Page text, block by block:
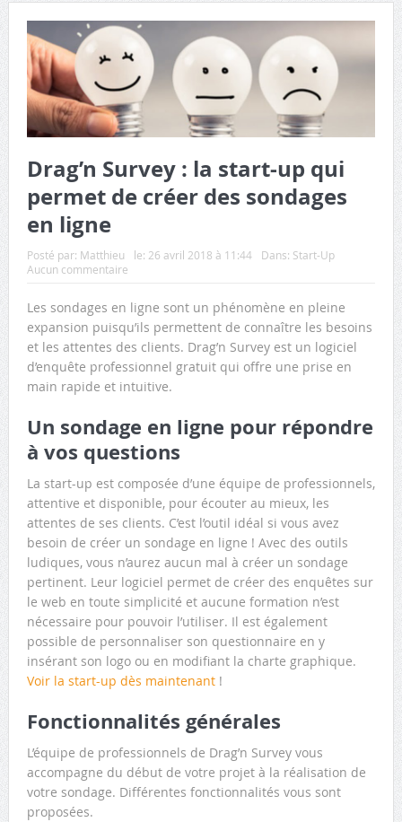
Drag’n Survey : la start-up qui
permet de créer des sondages
en ligne
Posté par: Matthieu le: 26 avril 2018 à 11:44 Dans: Start-Up
Aucun commentaire
Les sondages en ligne sont un phénomène en pleine
expansion puisqu’ils permettent de connaître les besoins
et les attentes des clients. Drag’n Survey est un logiciel
d’enquête professionnel gratuit qui offre une prise en
main rapide et intuitive.
Un sondage en ligne pour répondre
à vos questions
La start-up est composée d’une équipe de professionnels,
attentive et disponible, pour écouter au mieux, les
attentes de ses clients. C’est l’outil idéal si vous avez
besoin de créer un sondage en ligne ! Avec des outils
ludiques, vous n’aurez aucun mal à créer un sondage
pertinent. Leur logiciel permet de créer des enquêtes sur
le web en toute simplicité et aucune formation n’est
nécessaire pour pouvoir l’utiliser. Il est également
possible de personnaliser son questionnaire en y
insérant son logo ou en modifiant la charte graphique.
Voir la start-up dès maintenant!
Fonctionnalités générales
L’équipe de professionnels de Drag’n Survey vous
accompagne du début de votre projet à la réalisation de
votre sondage. Différentes fonctionnalités vous sont
proposées.